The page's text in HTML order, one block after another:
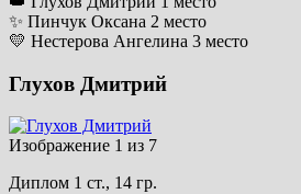
✨ Пинчук Оксана 2 место
💛 Нестерова Ангелина 3 место
Глухов Дмитрий
Изображение 1 из 7
Диплом 1 ст., 14 гр.